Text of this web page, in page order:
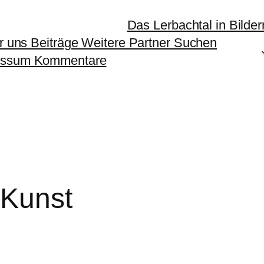
Das Lerbachtal in
uns Beiträge Weitere Partner Suchen
Kommentare